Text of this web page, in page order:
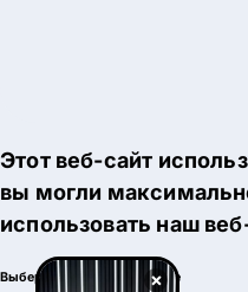
×
Этот веб-сайт
вы могли
использовать наш
Выберите настройки cookie